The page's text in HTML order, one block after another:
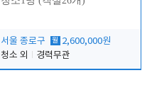
서울 종로구 월 2,600,000원
청소 외
경력무관